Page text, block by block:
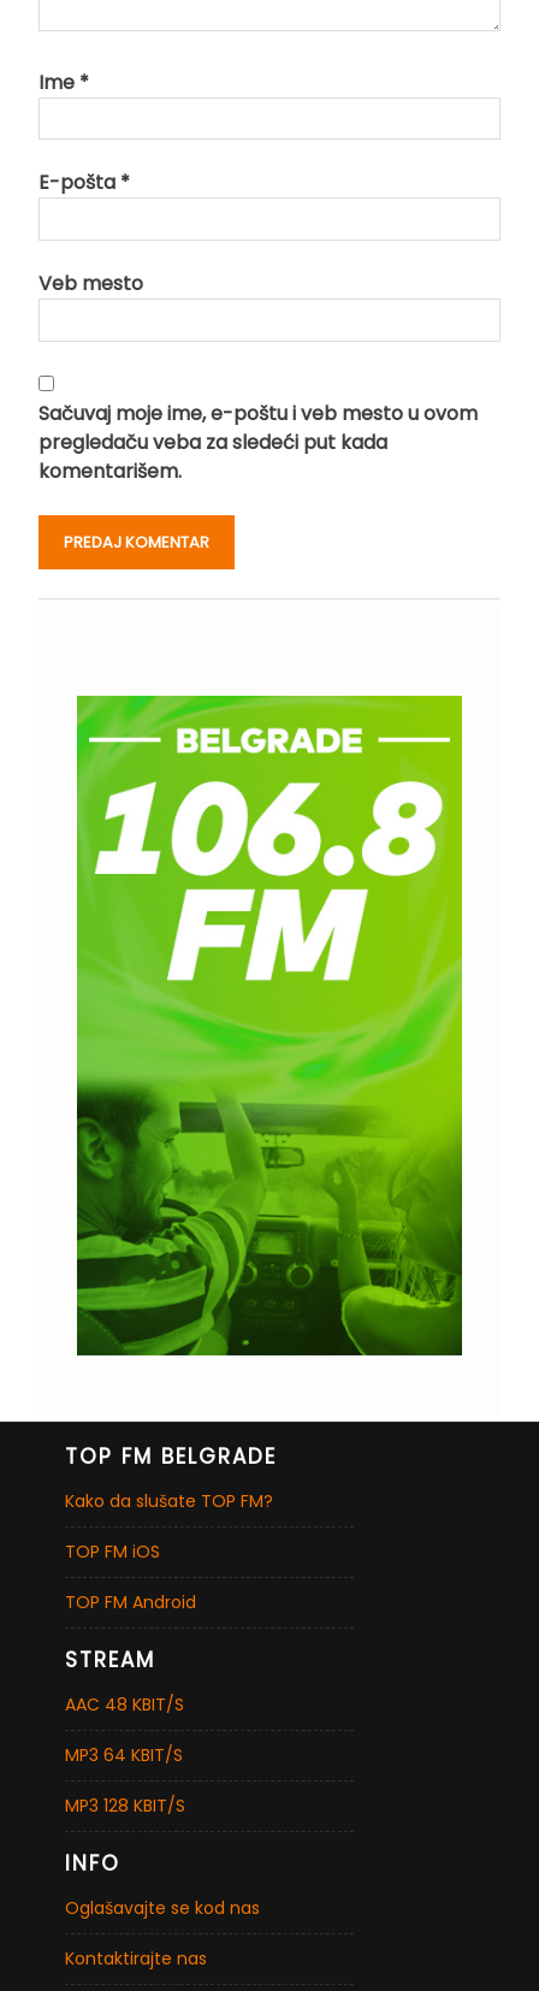
Ime *
E-pošta *
Veb mesto
Sačuvaj moje ime, e-poštu i veb mesto u ovom
pregledaču veba za sledeći put kada
komentarišem.
TOP FM BELGRADE
Kako da slušate TOP FM?
TOP FM iOS
TOP FM Android
STREAM
AAC 48 KBIT/S
MP3 64 KBIT/S
MP3 128 KBIT/S
INFO
Oglašavajte se kod nas
Kontaktirajte nas